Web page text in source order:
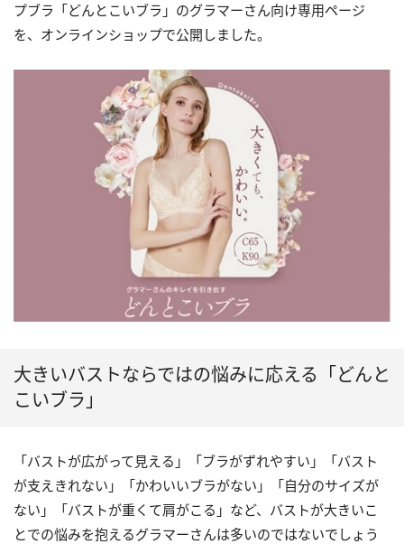
プブラ「どんとこいブラ」のグラマーさん向け専用ページ
を、オンラインショップで公開しました。
大きいバストならではの悩みに応える「どんと
こいブラ」
「バストが広がって見える」「ブラがずれやすい」「バスト
が支えきれない」「かわいいブラがない」「自分のサイズが
ない」「バストが重くて肩がこる」など、バストが大きいこ
とでの悩みを抱えるグラマーさんは多いのではないでしょう